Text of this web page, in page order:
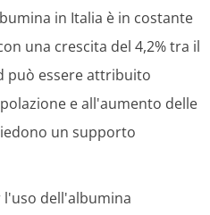
in Italia è in costante
una crescita del 4,2% tra il
può essere attribuito
e all'aumento delle
un supporto
dell'albumina